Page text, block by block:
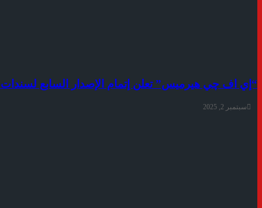
“إي اف چي هيرميس” تعلن إتمام الإصدار السابع لسندات توريق بقيمة 1.56 مليار جنيه لصالح شركة
سبتمبر 2, 2025